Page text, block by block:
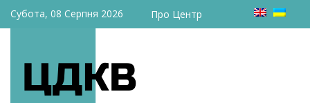
Субота, 08 Серпня 2026 Про Центр